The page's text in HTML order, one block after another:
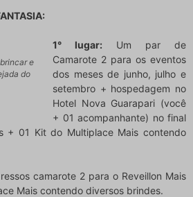
e
do
1° lugar: Um par de
Camarote 2 para os eventos
dos meses de junho, julho e
setembro + hospedagem no
Hotel Nova Guarapari (você
+ 01 acompanhante) no final
+ 01 Kit do Multiplace Mais contendo
camarote 2 para o Reveillon Mais
Mais contendo diversos brindes.